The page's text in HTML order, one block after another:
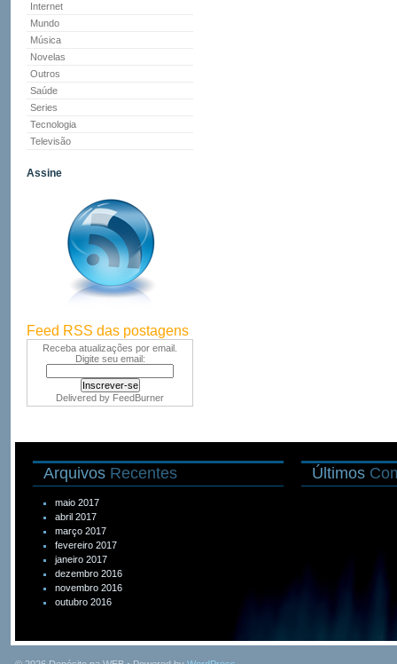
Internet
Mundo
Música
Novelas
Outros
Saúde
Series
Tecnologia
Televisão
Assine
Feed RSS das postagens
Receba atualizações por email.
Digite seu email:
Delivered by FeedBurner
Arquivos Recentes
maio 2017
abril 2017
março 2017
fevereiro 2017
janeiro 2017
dezembro 2016
novembro 2016
outubro 2016
Últimos